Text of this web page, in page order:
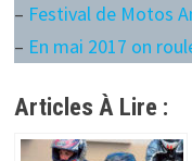
– Festival de Motos
– En mai 2017 on
Articles À Lire :